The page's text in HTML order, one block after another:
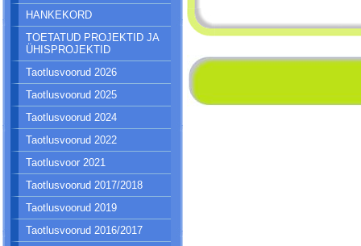
HANKEKORD
TOETATUD PROJEKTID JA
ÜHISPROJEKTID
Taotlusvoorud 2026
Taotlusvoorud 2025
Taotlusvoorud 2024
Taotlusvoorud 2022
Taotlusvoor 2021
Taotlusvoorud 2017/2018
Taotlusvoorud 2019
Taotlusvoorud 2016/2017